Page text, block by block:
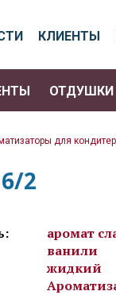
КЛИЕНТЫ
ОТДУШКИ
для
2
аромат
ванили
жидкий